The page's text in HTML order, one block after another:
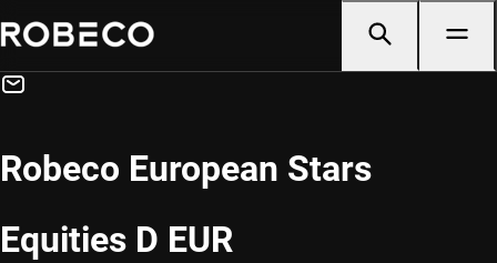
Robeco European Stars
Equities D EUR